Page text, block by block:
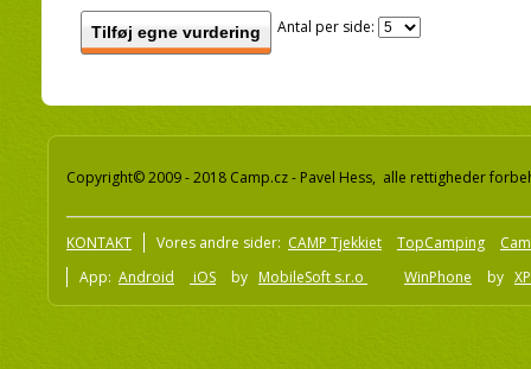
Tilføj egne vurdering Antal per side:
Copyright© 2009 - 2018 Camp.cz - Pavel Hess, alle rettigheder
KONTAKT Vores andre sider: CAMP Tjekkiet TopCamping
App: Android iOS by MobileSoft s.r.o WinPhone by